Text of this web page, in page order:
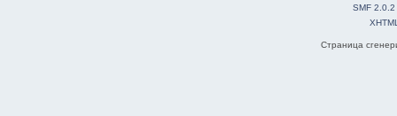
SMF 2.0.2
Страница